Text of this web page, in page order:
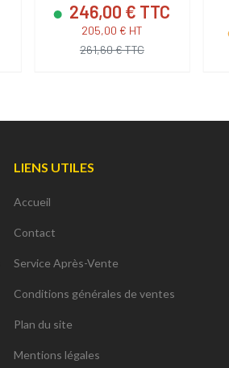
246,00 € TTC
205,00 € HT
261,60 € TTC
LIENS UTILES
Accueil
Contact
Service Après-Vente
Conditions générales de ventes
Plan du site
Mentions légales